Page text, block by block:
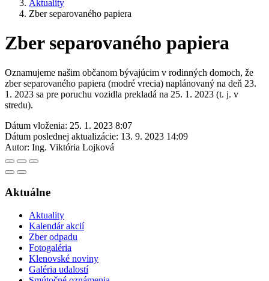
Aktuality
Zber separovaného papiera
Zber separovaného papiera
Oznamujeme našim občanom bývajúcim v rodinných domoch, že
zber separovaného papiera (modré vrecia) naplánovaný na deň 23.
1. 2023 sa pre poruchu vozidla prekladá na 25. 1. 2023 (t. j. v
stredu).
Dátum vloženia: 25. 1. 2023 8:07
Dátum poslednej aktualizácie: 13. 9. 2023 14:09
Autor: Ing. Viktória Lojková
Aktuálne
Aktuality
Kalendár akcií
Zber odpadu
Fotogaléria
Klenovské noviny
Galéria udalostí